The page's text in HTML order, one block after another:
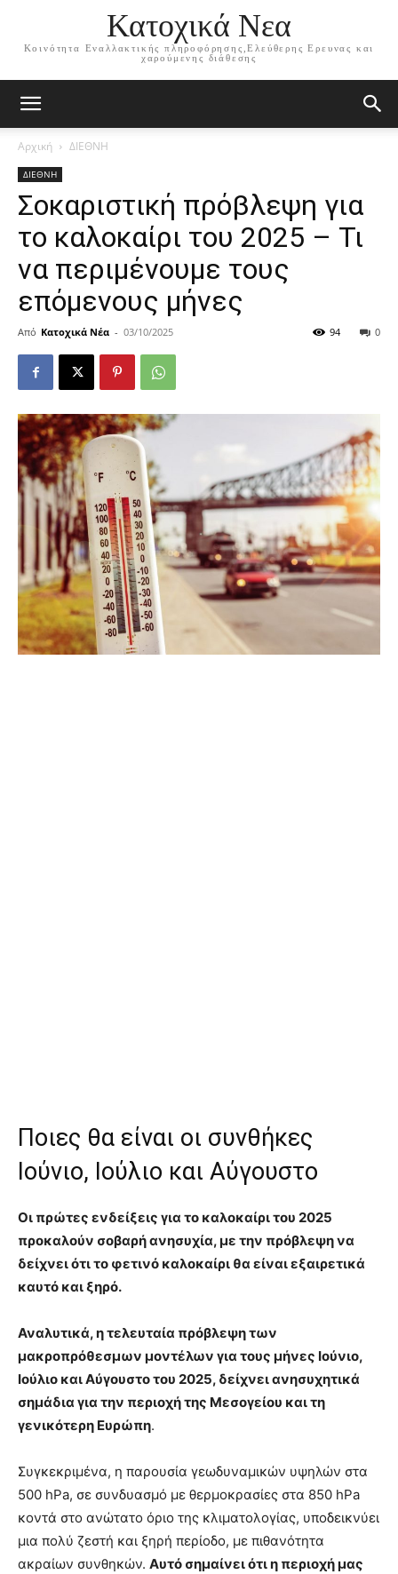
Κατοχικά Νεα
Κοινότητα Εναλλακτικής πληροφόρησης,Ελεύθερης Ερευνας και
χαρούμενης διάθεσης
Αρχική ΔΙΕΘΝΗ
ΔΙΕΘΝΗ
Σοκαριστική πρόβλεψη για
το καλοκαίρι του 2025 – Τι
να περιμένουμε τους
επόμενους μήνες
Από Κατοχικά Νέα - 03/10/2025 0
94
Ποιες θα είναι οι συνθήκες
Ιούνιο, Ιούλιο και Αύγουστο
Οι πρώτες ενδείξεις για το καλοκαίρι του 2025
προκαλούν σοβαρή ανησυχία, με την πρόβλεψη να
δείχνει ότι το φετινό καλοκαίρι θα είναι εξαιρετικά
καυτό και ξηρό.
Αναλυτικά, η τελευταία πρόβλεψη των
μακροπρόθεσμων μοντέλων για τους μήνες Ιούνιο,
Ιούλιο και Αύγουστο του 2025, δείχνει ανησυχητικά
σημάδια για την περιοχή της Μεσογείου και τη
γενικότερη Ευρώπη.
Συγκεκριμένα, η παρουσία γεωδυναμικών υψηλών στα
500 hPa, σε συνδυασμό με θερμοκρασίες στα 850 hPa
κοντά στο ανώτατο όριο της κλιματολογίας, υποδεικνύει
μια πολύ ζεστή και ξηρή περίοδο, με πιθανότητα
ακραίων συνθηκών. Αυτό σημαίνει ότι η περιοχή μας